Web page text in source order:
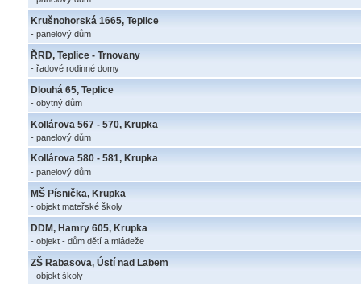
Krušnohorská 1665, Teplice
- panelový dům
ŘRD, Teplice - Trnovany
- řadové rodinné domy
Dlouhá 65, Teplice
- obytný dům
Kollárova 567 - 570, Krupka
- panelový dům
Kollárova 580 - 581, Krupka
- panelový dům
MŠ Písnička, Krupka
- objekt mateřské školy
DDM, Hamry 605, Krupka
- objekt - dům dětí a mládeže
ZŠ Rabasova, Ústí nad Labem
- objekt školy